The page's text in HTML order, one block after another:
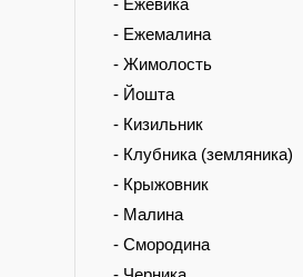
- Ежевика
- Ежемалина
- Жимолость
- Йошта
- Кизильник
- Клубника (земляника)
- Крыжовник
- Малина
- Смородина